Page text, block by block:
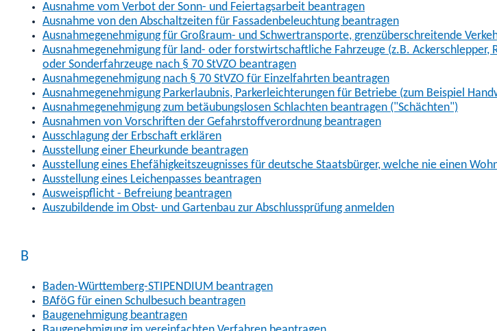
Ausnahme vom Verbot der Sonn- und Feiertagsarbeit beantragen
Ausnahme von den Abschaltzeiten für Fassadenbeleuchtung beantragen
Ausnahmegenehmigung für Großraum- und Schwertransporte, grenzüberschreitende
Ausnahmegenehmigung für land- oder forstwirtschaftliche Fahrzeuge (z.B. Ackerschlepper,
oder Sonderfahrzeuge nach § 70 StVZO beantragen
Ausnahmegenehmigung nach § 70 StVZO für Einzelfahrten beantragen
Ausnahmegenehmigung Parkerlaubnis, Parkerleichterungen für Betriebe (zum Beispiel
Ausnahmegenehmigung zum betäubungslosen Schlachten beantragen ("Schächten")
Ausnahmen von Vorschriften der Gefahrstoffverordnung beantragen
Ausschlagung der Erbschaft erklären
Ausstellung einer Eheurkunde beantragen
Ausstellung eines Ehefähigkeitszeugnisses für deutsche Staatsbürger, welche nie einen
Ausstellung eines Leichenpasses beantragen
Ausweispflicht - Befreiung beantragen
Auszubildende im Obst- und Gartenbau zur Abschlussprüfung anmelden
B
Baden-Württemberg-STIPENDIUM beantragen
BAföG für einen Schulbesuch beantragen
Baugenehmigung beantragen